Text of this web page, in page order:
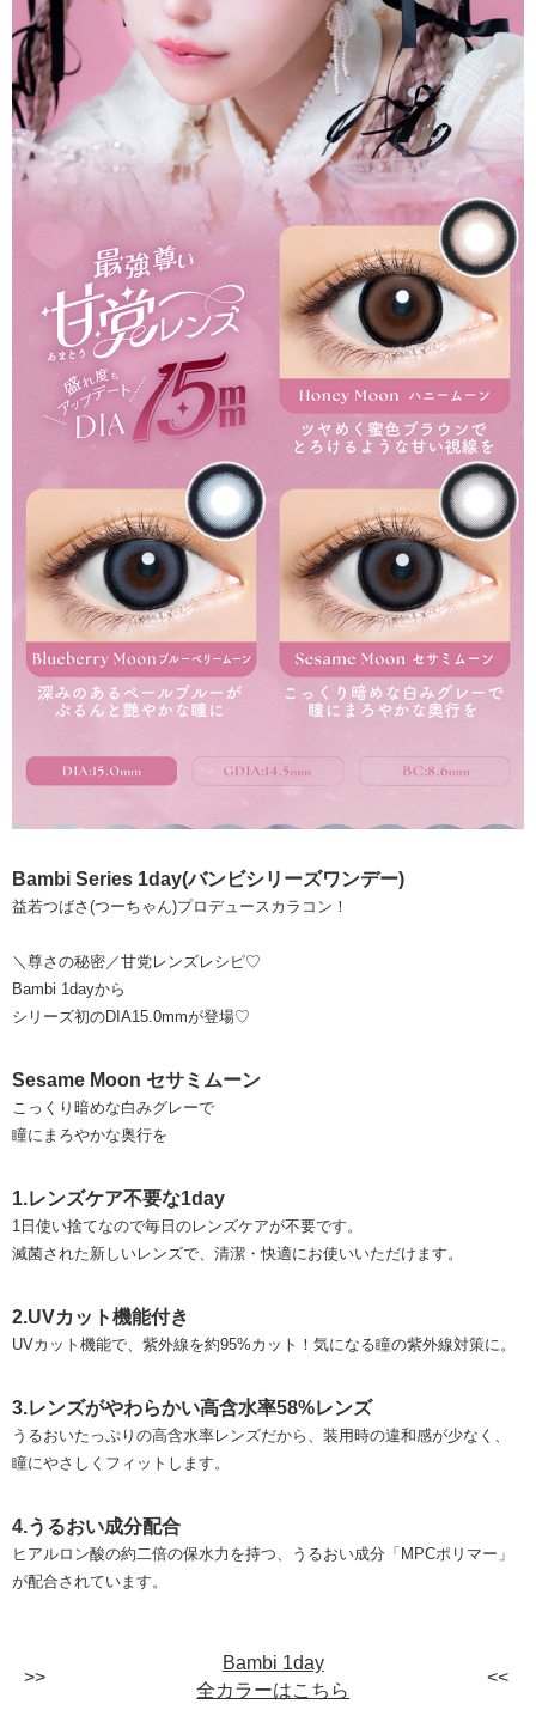
Bambi Series 1day(バンビシリーズワンデー)
益若つばさ(つーちゃん)プロデュースカラコン！
＼尊さの秘密／甘党レンズレシピ♡
Bambi 1dayから
シリーズ初のDIA15.0mmが登場♡
Sesame Moon セサミムーン
こっくり暗めな白みグレーで
瞳にまろやかな奥行を
1.レンズケア不要な1day
1日使い捨てなので毎日のレンズケアが不要です。
滅菌された新しいレンズで、清潔・快適にお使いいただけます。
2.UVカット機能付き
UVカット機能で、紫外線を約95%カット！気になる瞳の紫外線対策に。
3.レンズがやわらかい高含水率58%レンズ
うるおいたっぷりの高含水率レンズだから、装用時の違和感が少なく、
瞳にやさしくフィットします。
4.うるおい成分配合
ヒアルロン酸の約二倍の保水力を持つ、うるおい成分「MPCポリマー」
が配合されています。
Bambi 1day
全カラーはこちら